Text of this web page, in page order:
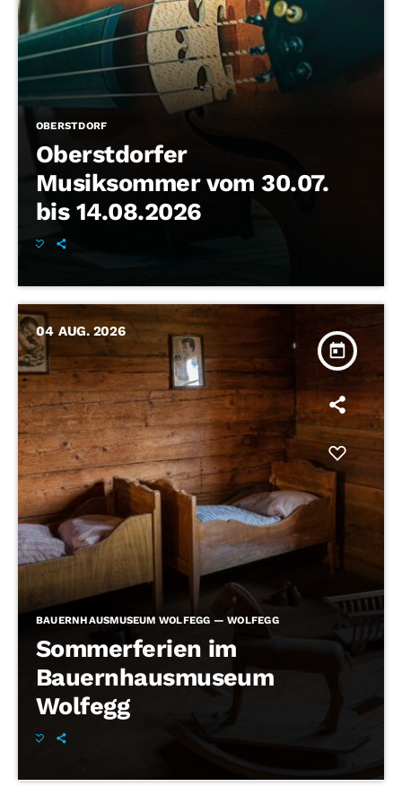
OBERSTDORF
Oberstdorfer
Musiksommer vom 30.07.
bis 14.08.2026
today
04 AUG. 2026
BAUERNHAUSMUSEUM WOLFEGG — WOLFEGG
Sommerferien im
Bauernhausmuseum
Wolfegg